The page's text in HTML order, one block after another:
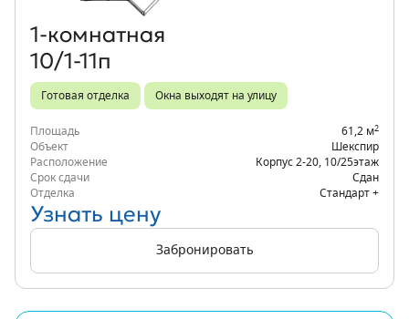
1‑комнатная
10/1-11п
Готовая отделка Окна выходят на улицу
Площадь 61,2 м2
Объект
Шекспир
Расположение
Корпус 2-20 10/25этаж
Срок сдачи
Сдан
Отделка
Стандарт +
Узнать цену
Забронировать